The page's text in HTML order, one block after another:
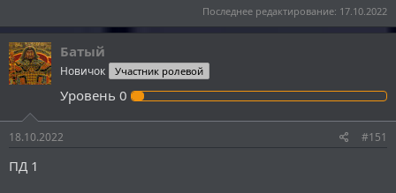
Последнее редактирование: 17.10.2022
Батый
Новичок Участник ролевой
Уровень 0
18.10.2022 #151
ПД 1